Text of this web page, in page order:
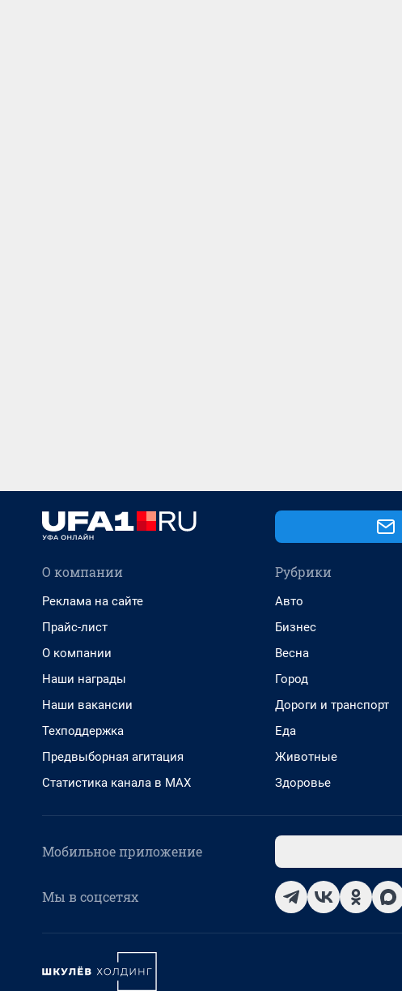
О компании
Реклама на сайте
Прайс-лист
О компании
Наши награды
Наши вакансии
Техподдержка
Предвыборная агитация
Статистика канала в MAX
Рубрики
Авто
Бизнес
Весна
Город
Дороги и транспорт
Еда
Животные
Здоровье
Мобильное приложение
Мы в соцсетях